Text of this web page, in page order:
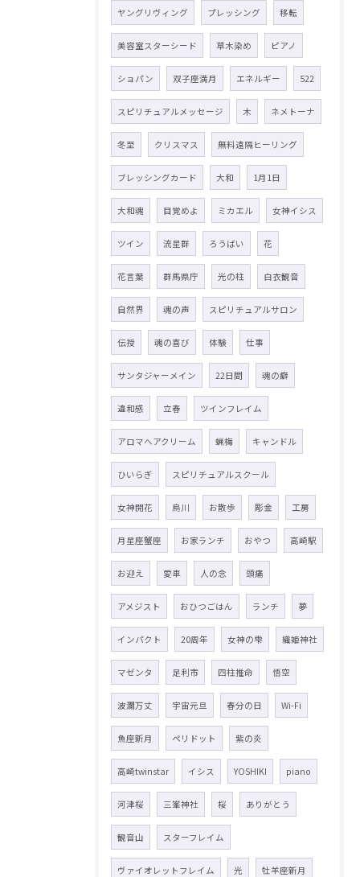
ヤングリヴィング プレッシング 移転
美容室スターシード 草木染め ピアノ
ショパン 双子座満月 エネルギー 522
スピリチュアルメッセージ 木 ネメトーナ
冬至 クリスマス 無料遠隔ヒーリング
ブレッシングカード 大和 1月1日
大和魂 目覚めよ ミカエル 女神イシス
ツイン 流星群 ろうばい 花
花言葉 群馬県庁 光の柱 白衣観音
自然界 魂の声 スピリチュアルサロン
伝授 魂の喜び 体験 仕事
サンタジャーメイン 22日間 魂の癖
違和感 立春 ツインフレイム
アロマヘアクリーム 蝋梅 キャンドル
ひいらぎ スピリチュアルスクール
女神開花 烏川 お散歩 彫金 工房
月星座蟹座 お家ランチ おやつ 高崎駅
お迎え 愛車 人の念 頭痛
アメジスト おひつごはん ランチ 夢
インパクト 20周年 女神の雫 織姫神社
マゼンタ 足利市 四柱推命 悟空
波瀾万丈 宇宙元旦 春分の日 Wi-Fi
魚座新月 ペリドット 紫の炎
高崎twinstar イシス YOSHIKI piano
河津桜 三峯神社 桜 ありがとう
観音山 スターフレイム
ヴァイオレットフレイム 光 牡羊座新月